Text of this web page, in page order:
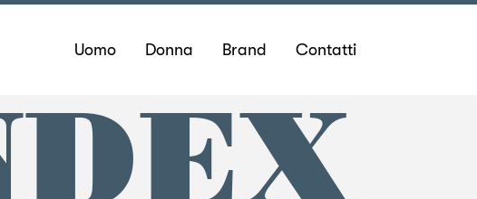
Uomo Donna Brand Contatti